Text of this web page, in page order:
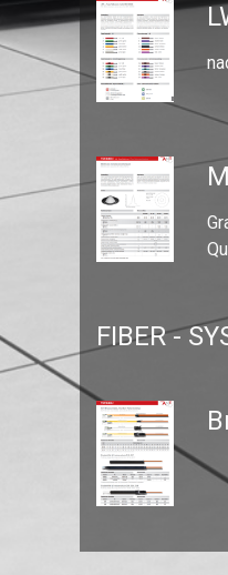
FIBER -